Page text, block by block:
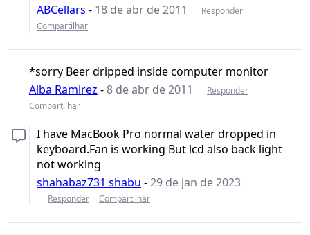
ABCellars - 18 de abr de 2011
Responder
Compartilhar
*sorry Beer dripped inside computer monitor
Alba Ramirez -8 de abr de 2011
Responder
Compartilhar
I have MacBook Pro normal water dropped in
keyboard.Fan is working But lcd also back light
not working
shahabaz731 shabu -29 de jan de 2023
Responder Compartilhar